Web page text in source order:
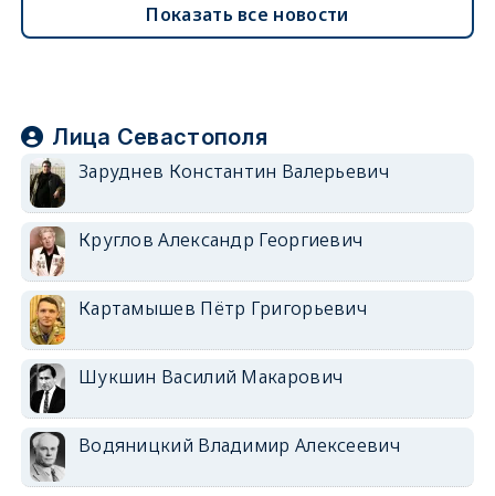
Показать все новости
Лица Севастополя
Заруднев Константин Валерьевич
Круглов Александр Георгиевич
Картамышев Пётр Григорьевич
Шукшин Василий Макарович
Водяницкий Владимир Алексеевич